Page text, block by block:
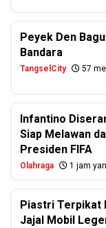
Peyek Den
Bandara
TangselCity 57
Infantino
Siap Melawan
Presiden FIFA
Olahraga 1 jam
Piastri Terpikat
Jajal Mobil